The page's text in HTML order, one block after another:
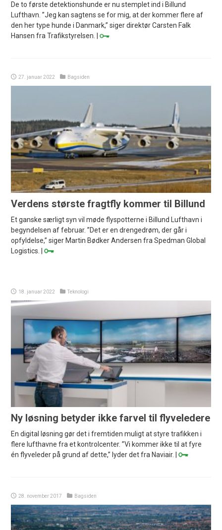
De to første detektionshunde er nu stemplet ind i Billund
Lufthavn. ”Jeg kan sagtens se for mig, at der kommer flere af
den her type hunde i Danmark,” siger direktør Carsten Falk
Hansen fra Trafikstyrelsen. |
27. januar 2022 Bagsiden
Verdens største fragtfly kommer til Billund
Et ganske særligt syn vil møde flyspotterne i Billund Lufthavn i
begyndelsen af februar. ”Det er en drengedrøm, der går i
opfyldelse,” siger Martin Bødker Andersen fra Spedman Global
Logistics. |
18. januar 2022 Teknologi
Ny løsning betyder ikke farvel til flyveledere
En digital løsning gør det i fremtiden muligt at styre trafikken i
flere lufthavne fra et kontrolcenter. ”Vi kommer ikke til at fyre
én flyveleder på grund af dette,” lyder det fra Naviair. |
28. november 2017 Bagsiden